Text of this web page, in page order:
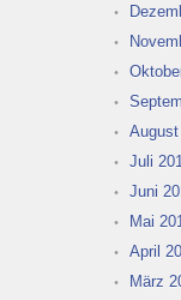
Juli
Juni
Mai
April
März